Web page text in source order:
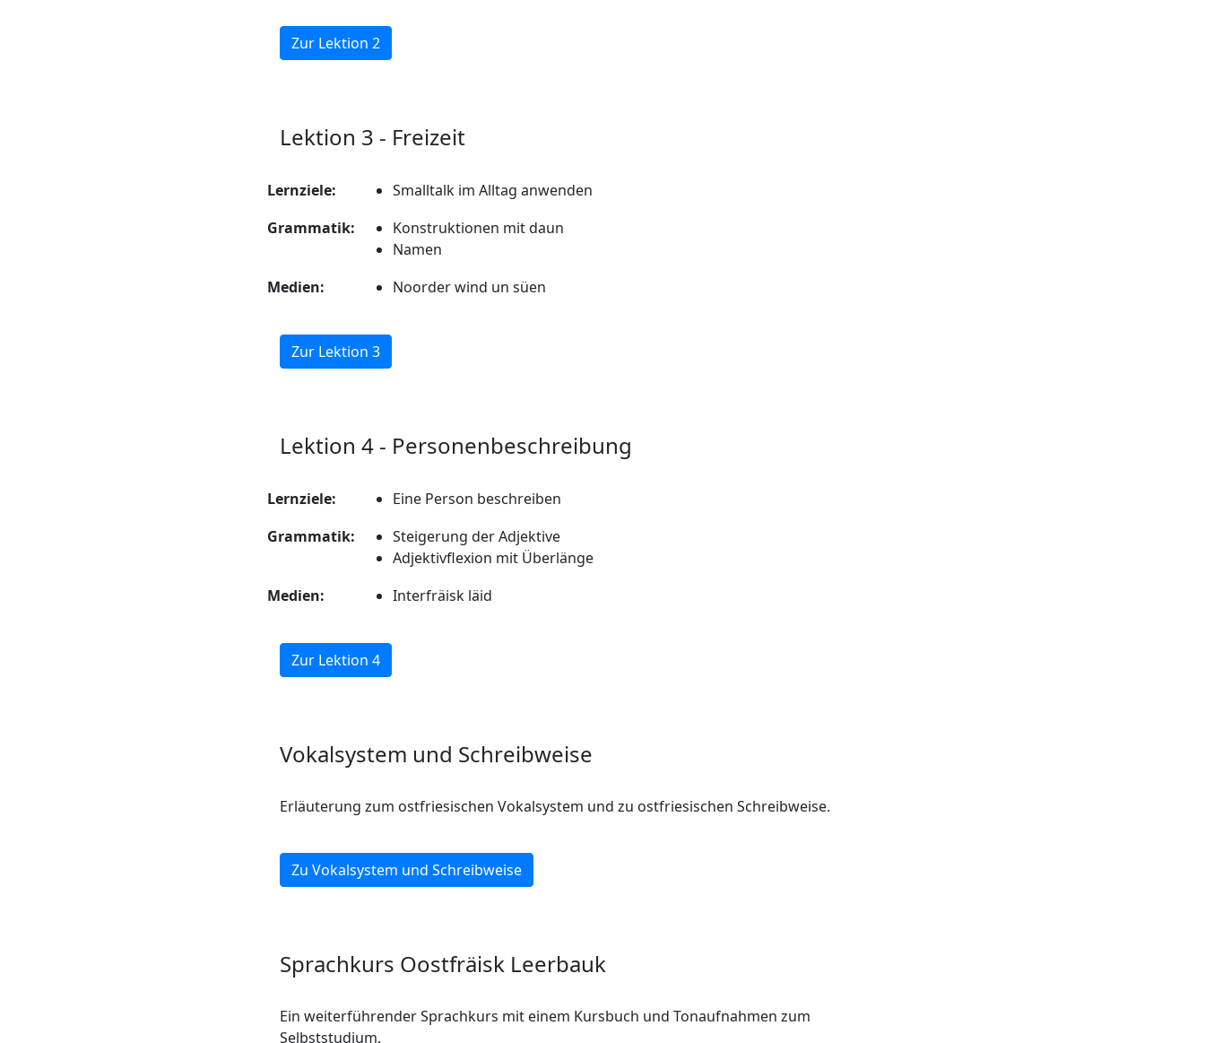
Zur Lektion 2
Lektion 3 - Freizeit
Lernziele:
Smalltalk im Alltag anwenden
Grammatik:
Konstruktionen mit daun
Namen
Medien:
Noorder wind un süen
Zur Lektion 3
Lektion 4 - Personenbeschreibung
Lernziele:
Eine Person beschreiben
Grammatik:
Steigerung der Adjektive
Adjektivflexion mit Überlänge
Medien:
Interfräisk läid
Zur Lektion 4
Vokalsystem und Schreibweise
Erläuterung zum ostfriesischen Vokalsystem und zu ostfriesischen Schreibweise.
Zu Vokalsystem und Schreibweise
Sprachkurs Oostfräisk Leerbauk
Ein weiterführender Sprachkurs mit einem Kursbuch und Tonaufnahmen zum
Selbststudium.